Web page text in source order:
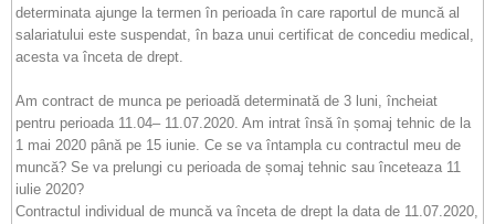
determinata ajunge la termen în perioada în care raportul de muncă al
salariatului este suspendat, în baza unui certificat de concediu medical,
acesta va înceta de drept.
Am contract de munca pe perioadă determinată de 3 luni, încheiat
pentru perioada 11.04– 11.07.2020. Am intrat însă în șomaj tehnic de la
1 mai 2020 până pe 15 iunie. Ce se va întampla cu contractul meu de
muncă? Se va prelungi cu perioada de șomaj tehnic sau înceteaza 11
iulie 2020?
Contractul individual de muncă va înceta de drept la data de 11.07.2020,